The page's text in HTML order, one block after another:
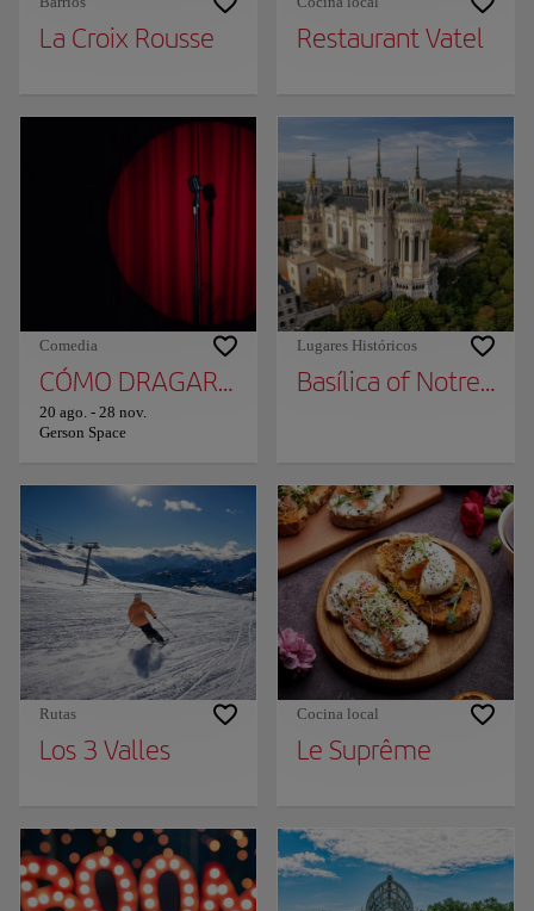
La Croix Rousse Restaurant Vatel
Comedia
CÓMO DRAGAR TRAS 50 AÑOS EN LIÓN
20 ago. - 28 nov.
Gerson Space
Lugares Históricos
Basílica of Notre
Rutas
Los 3 Valles
Cocina local
Le Suprême